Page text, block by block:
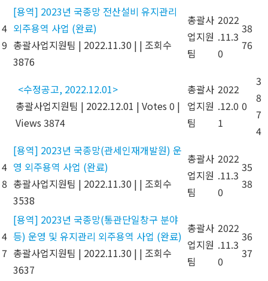
4
9
[용역] 2023년 국종망 전산설비 유지관리
외주용역 사업 (완료)
총괄사업지원팀 | 2022.11.30 | | 조회수
3876
총괄사
업지원
팀
2022
.11.3
0
38
76
<수정공고, 2022.12.01>
총괄사업지원팀 | 2022.12.01 | Votes 0 |
Views 3874
총괄사
업지원
팀
2022
.12.0
1
0
3
8
7
4
4
8
[용역] 2023년 국종망(관세인재개발원) 운
영 외주용역 사업 (완료)
총괄사업지원팀 | 2022.11.30 | | 조회수
3538
총괄사
업지원
팀
2022
.11.3
0
35
38
4
7
[용역] 2023년 국종망(통관단일창구 분야
등) 운영 및 유지관리 외주용역 사업 (완료)
총괄사업지원팀 | 2022.11.30 | | 조회수
3637
총괄사
업지원
팀
2022
.11.3
0
36
37